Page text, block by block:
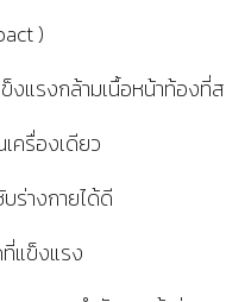
)
งแรงกล้ามเนื้อหน้าท้องที่
ครื่องเดียว
ร่างกายได้ดี
แข็งแรง